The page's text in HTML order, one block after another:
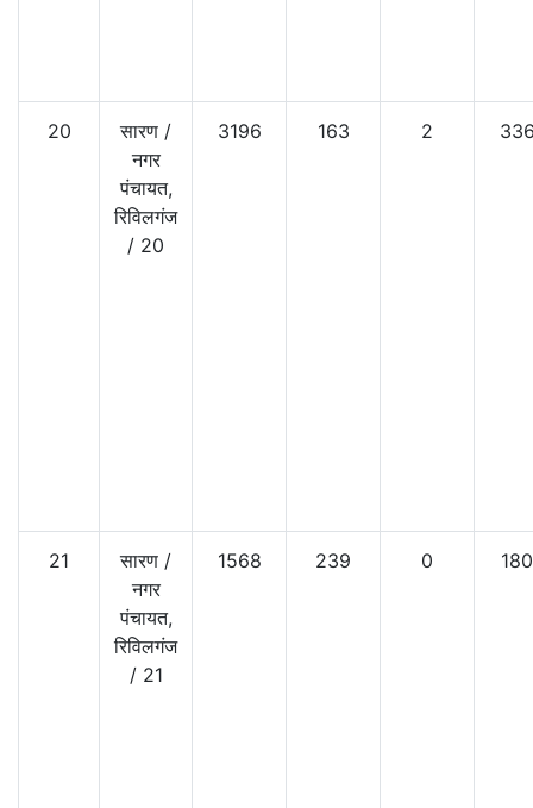
20 सारण /
नगर
पंचायत,
रिविलगंज
/ 20
3196 163 2
21 सारण /
नगर
पंचायत,
रिविलगंज
/ 21
1568 239 0